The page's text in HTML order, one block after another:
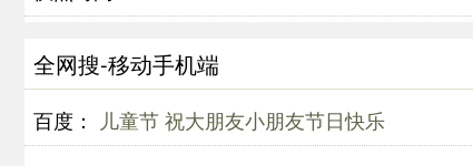
全网搜-移动手机端
百度： 儿童节 祝大朋友小朋友节日快乐